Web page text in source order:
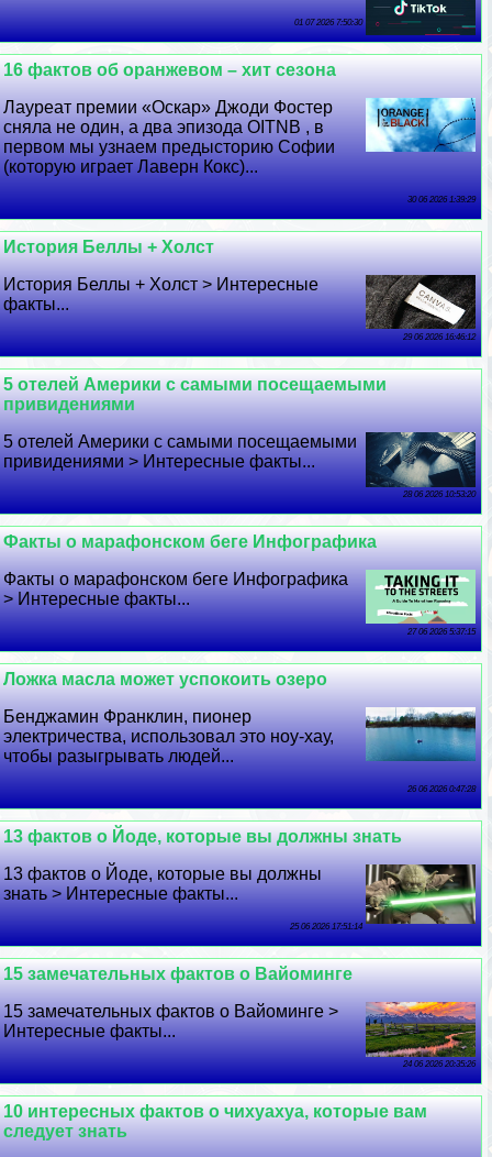
01 07 2026 7:50:30
16 фактов об оранжевом – хит сезона
Лауреат премии «Оскар» Джоди Фостер
сняла не один, а два эпизода OITNB , в
первом мы узнаем предысторию Софии
(которую играет Лаверн Кокс)...
30 06 2026 1:39:29
История Беллы + Холст
История Беллы + Холст > Интересные
факты...
29 06 2026 16:46:12
5 отелей Америки с самыми посещаемыми
привидениями
5 отелей Америки с самыми посещаемыми
привидениями > Интересные факты...
28 06 2026 10:53:20
Факты о марафонском беге Инфографика
Факты о марафонском беге Инфографика
> Интересные факты...
27 06 2026 5:37:15
Ложка масла может успокоить озеро
Бенджамин Франклин, пионер
электричества, использовал это ноу-хау,
чтобы разыгрывать людей...
26 06 2026 0:47:28
13 фактов о Йоде, которые вы должны знать
13 фактов о Йоде, которые вы должны
знать > Интересные факты...
25 06 2026 17:51:14
15 замечательных фактов о Вайоминге
15 замечательных фактов о Вайоминге >
Интересные факты...
24 06 2026 20:35:26
10 интересных фактов о чихуахуа, которые вам
следует знать